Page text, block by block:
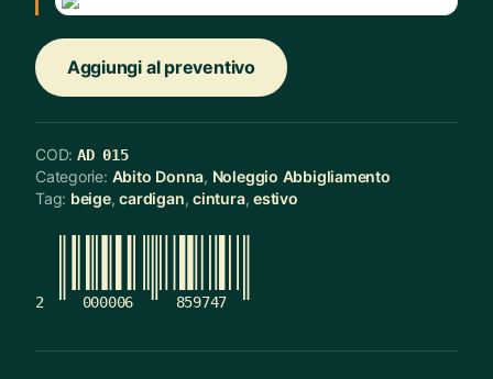
Aggiungi al preventivo
COD: AD 015
Categorie: Abito Donna, Noleggio Abbigliamento
Tag: beige,cardigan,cintura,estivo
2 000006 859747